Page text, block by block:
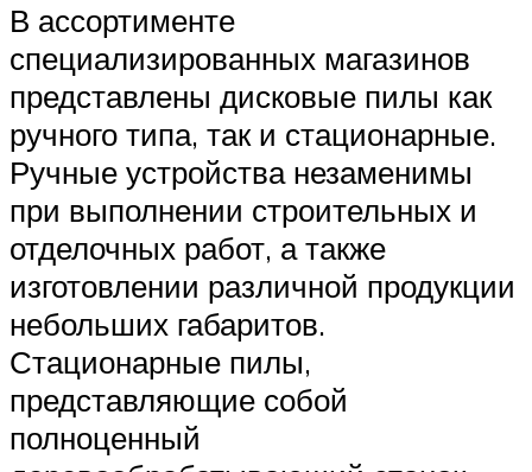
В ассортименте
специализированных магазинов
представлены дисковые пилы как
ручного типа, так и стационарные.
Ручные устройства незаменимы
при выполнении строительных и
отделочных работ, а также
изготовлении различной продукции
небольших габаритов.
Стационарные пилы,
представляющие собой
полноценный